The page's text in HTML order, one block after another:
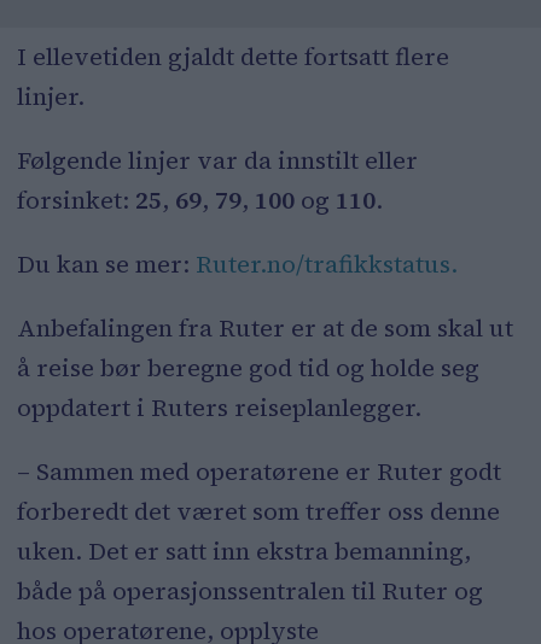
I ellevetiden gjaldt dette fortsatt flere
linjer.
Følgende linjer var da innstilt eller
forsinket: 25, 69, 79, 100 og 110.
Du kan se mer: Ruter.no/trafikkstatus.
Anbefalingen fra Ruter er at de som skal ut
å reise bør beregne god tid og holde seg
oppdatert i Ruters reiseplanlegger.
– Sammen med operatørene er Ruter godt
forberedt det været som treffer oss denne
uken. Det er satt inn ekstra bemanning,
både på operasjonssentralen til Ruter og
hos operatørene, opplyste